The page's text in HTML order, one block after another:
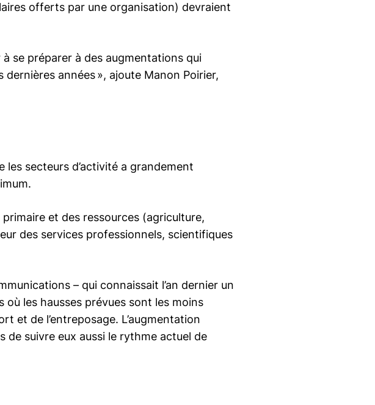
offerts par une organisation) devraient
se préparer à des augmentations qui
années », ajoute Manon Poirier,
les secteurs d’activité a grandement
et des ressources (agriculture,
des services professionnels, scientifiques
– qui connaissait l’an dernier un
les hausses prévues sont les moins
et de l’entreposage. L’augmentation
de suivre eux aussi le rythme actuel de